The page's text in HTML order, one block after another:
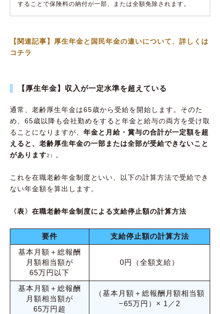
することで保険料の納付が一部、または全額免除されます。
【関連記事】厚生年金と国民年金の違いについて、詳しくは
コチラ
【厚生年金】収入が一定水準を超えている
通常、老齢厚生年金は65歳から受給を開始します。そのた
め、65歳以降も会社勤めをすると年金と給与の両方を受け取
ることになりますが、 年金と月給・賞与の合計が一定額を超
えると、老齢厚生年金の一部または全部が受給できないこと
があります2） 。
これを在職老齢年金制度といい、以下の計算方法で受給でき
ない年金額を算出します。
〈表〉在職老齢年金制度による支給停止額の計算方法
要件
支給停止額の計算方法
基本月額＋総報酬
月額相当額が
65万円以下
0円（全額支給）
基本月額＋総報酬
月額相当額が
65万円超
（基本月額＋総報酬月額相当額
−65万円）× 1／2